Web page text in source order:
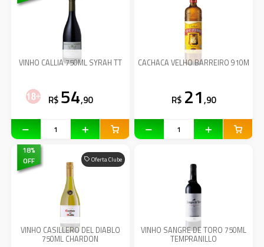
VINHO CALLIA 750ML SYRAH TT
R$ 54,90
CACHACA VELHO BARREIRO 910M
R$ 21,90
Oferta Clube
18%
OFF
VINHO CASILLERO DEL DIABLO
750ML CHARDON
VINHO SANGRE DE TORO 750ML
TEMPRANILLO